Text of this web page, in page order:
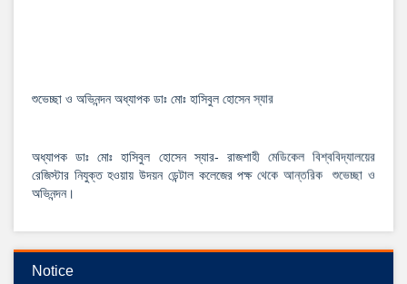
শুভেচ্ছা ও অভিনন্দন অধ্যাপক ডাঃ মোঃ হাসিবুল হোসেন স্যার
অধ্যাপক ডাঃ মোঃ হাসিবুল হোসেন স্যার- রাজশাহী মেডিকেল বিশ্ববিদ্যালয়ের
রেজিস্টার নিযুক্ত হওয়ায় উদয়ন ডেন্টাল কলেজের পক্ষ থেকে আন্তরিক শুভেচ্ছা ও
অভিনন্দন।
২০২৫-২০২৬ইং শিক্ষাবর্ষে বেসরকারি ডেন্টাল কলেজে বিডিএস কোর্সে ভর্তি বিজ্ঞপ্তি
Notice